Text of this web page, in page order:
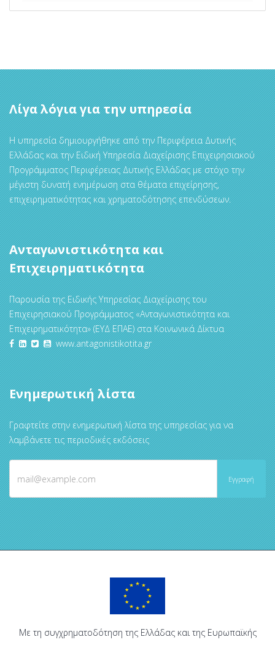
Λίγα λόγια για την υπηρεσία
Η υπηρεσία δημιουργήθηκε από την Περιφέρεια Δυτικής
Ελλάδας και την Ειδική Υπηρεσία Διαχείρισης Επιχειρησιακού
Προγράμματος Περιφέρειας Δυτικής Ελλάδας με στόχο την
μέγιστη δυνατή ενημέρωση στα θέματα επιχείρησης,
επιχειρηματικότητας και χρηματοδότησης επενδύσεων.
Ανταγωνιστικότητα και
Επιχειρηματικότητα
Παρουσία της Ειδικής Υπηρεσίας Διαχείρισης του
Επιχειρησιακού Προγράμματος «Ανταγωνιστικότητα και
Επιχειρηματικότητα» (ΕΥΔ ΕΠΑΕ) στα Κοινωνικά Δίκτυα
www.antagonistikotita.gr
Ενημερωτική λίστα
Γραφτείτε στην ενημερωτική λίστα της υπηρεσίας για να
λαμβάνετε τις περιοδικές εκδόσεις
Με τη συγχρηματοδότηση της Ελλάδας και της Ευρωπαϊκής